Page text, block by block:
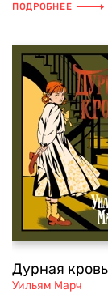
ПОДРОБНЕЕ
Дурная
Уильям Марч